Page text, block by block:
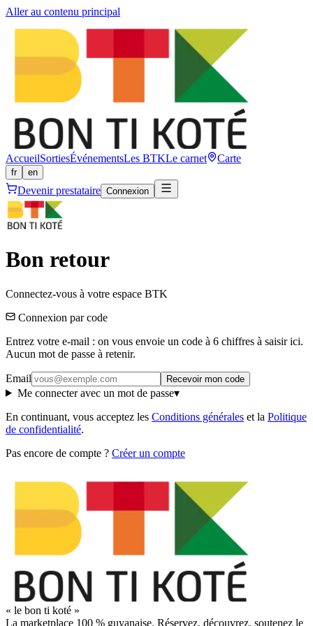
Aller au contenu principal
AccueilSortiesÉvénementsLes BTKLe carnet Carte
fr en
Devenir prestataire Connexion
Bon retour
Connectez-vous à votre espace BTK
Connexion par code
Entrez votre e-mail : on vous envoie un code à 6 chiffres à saisir ici.
Aucun mot de passe à retenir.
Email Recevoir mon code
Me connecter avec un mot de passe▾
En continuant, vous acceptez les Conditions générales et la Politique
de confidentialité.
Pas encore de compte ? Créer un compte
« le bon ti koté »
La marketplace 100 % guyanaise. Réservez, découvrez, soutenez le